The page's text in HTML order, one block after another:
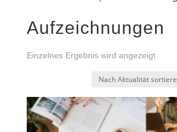
Aufzeichnungen
Einzelnes Ergebnis wird angezeigt